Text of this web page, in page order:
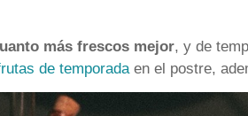
más frescos mejor, y de
de temporadaen el postre,